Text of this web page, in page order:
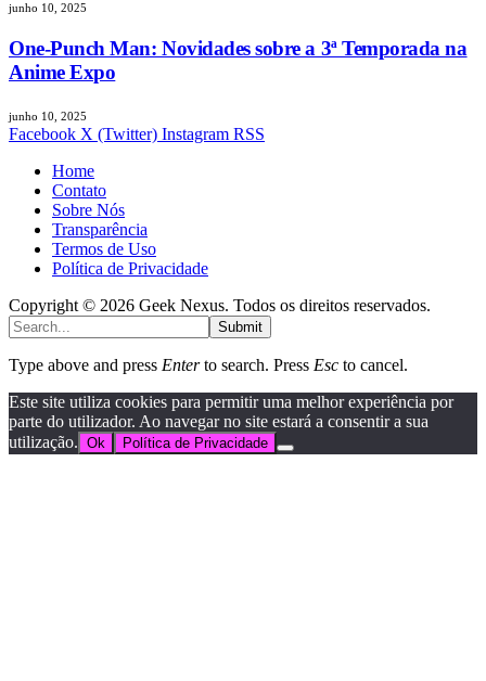
junho 10, 2025
One-Punch Man: Novidades sobre a 3ª Temporada na
Anime Expo
junho 10, 2025
Facebook X (Twitter) Instagram RSS
Home
Contato
Sobre Nós
Transparência
Termos de Uso
Política de Privacidade
Copyright © 2026 Geek Nexus. Todos os direitos reservados.
Submit
Type above and press Enterto search. Press Esc to cancel.
Este site utiliza cookies para permitir uma melhor experiência por
parte do utilizador. Ao navegar no site estará a consentir a sua
utilização. Ok Política de Privacidade